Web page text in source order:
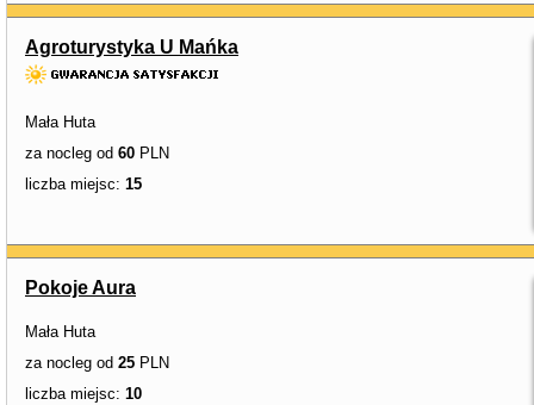
Agroturystyka U Mańka
Mała Huta
za nocleg od 60 PLN
liczba miejsc: 15
Pokoje Aura
Mała Huta
za nocleg od 25 PLN
liczba miejsc: 10